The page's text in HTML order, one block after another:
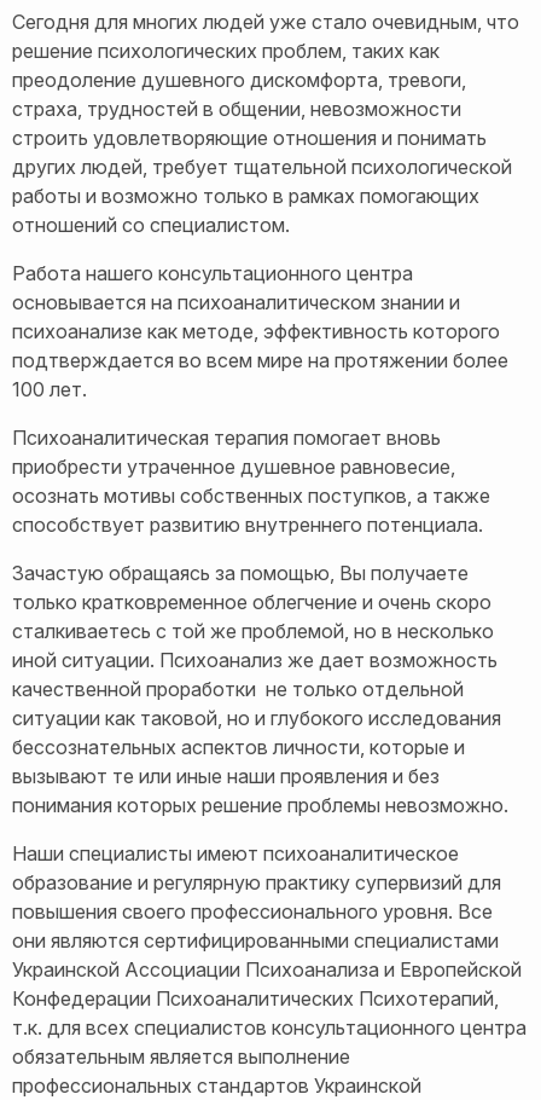
Сегодня для многих людей уже стало очевидным, что
решение психологических проблем, таких как
преодоление душевного дискомфорта, тревоги,
страха, трудностей в общении, невозможности
строить удовлетворяющие отношения и понимать
других людей, требует тщательной психологической
работы и возможно только в рамках помогающих
отношений со специалистом.
Работа нашего консультационного центра
основывается на психоаналитическом знании и
психоанализе как методе, эффективность которого
подтверждается во всем мире на протяжении более
100 лет.
Психоаналитическая терапия помогает вновь
приобрести утраченное душевное равновесие,
осознать мотивы собственных поступков, а также
способствует развитию внутреннего потенциала.
Зачастую обращаясь за помощью, Вы получаете
только кратковременное облегчение и очень скоро
сталкиваетесь с той же проблемой, но в несколько
иной ситуации. Психоанализ же дает возможность
качественной проработки не только отдельной
ситуации как таковой, но и глубокого исследования
бессознательных аспектов личности, которые и
вызывают те или иные наши проявления и без
понимания которых решение проблемы невозможно.
Наши специалисты имеют психоаналитическое
образование и регулярную практику супервизий для
повышения своего профессионального уровня. Все
они являются сертифицированными специалистами
Украинской Ассоциации Психоанализа и Европейской
Конфедерации Психоаналитических Психотерапий,
т.к. для всех специалистов консультационного центра
обязательным является выполнение
профессиональных стандартов Украинской